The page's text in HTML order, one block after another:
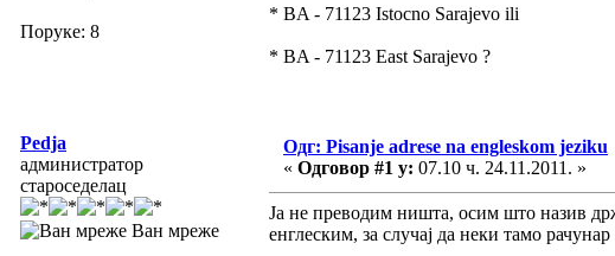
Поруке: 8
* BA - 71123 Istocno Sarajevo ili
* BA - 71123 East Sarajevo ?
Pedja
администратор
староседелац
Ван мреже
Одг: Pisanje adrese na engleskom jeziku
« Одговор #1 у: 07.10 ч. 24.11.2011. »
Ја не преводим ништа, осим што назив
енглеским, за случај да неки тамо